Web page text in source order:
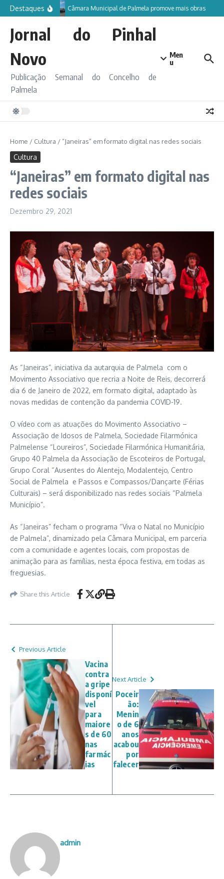
Ir para o conteúdo
Destaques Câmara Municipal de Palmela promove mais obras
Jornal do Pinhal
Novo
Publicação Semanal do Concelho de
Palmela
Men
u
Home / Cultura / “Janeiras” em formato digital nas redes sociais
Cultura
“Janeiras” em formato digital nas
redes sociais
Dezembro 29, 2021
As “Janeiras”, iniciativa da autarquia de Palmela com o
Movimento Associativo que recria a Noite de Reis, decorrerá
dia 6 de Janeiro de 2022, em formato digital, adaptado às
novas medidas de contenção da pandemia COVID-19.
O vídeo com as atuações do Movimento Associativo –
Associação de Idosos de Palmela, Sociedade Filarmónica
Palmelense “Loureiros”, Sociedade Filarmónica Humanitária,
Grupo 40 Palmela da Associação de Escoteiros de Portugal,
Grupo Coral “Ausentes do Alentejo, Modalentejo, Centro
Social de Palmela e Passos e Compassos/Dançarte (Férias
Culturais) – será disponibilizado nas redes sociais “Palmela
Município”.
As “Janeiras” fecham o programa “Viva o Natal no Município
de Palmela”, dinamizado pela Câmara Municipal, em parceria
com a comunidade e agentes locais, com propostas de
animação para as famílias, nesta época festiva, em todas as
freguesias.
Share this Article
Previous Article
Vacina
contra
a gripe
disponí
vel
para
maiore
s de 60
nas
farmác
ias
Next Article
Poceir
ão:
Menin
o de 6
anos
acabou
por
falecer
admin